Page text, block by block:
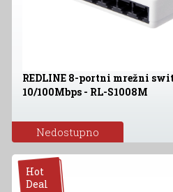
REDLINE 8-portni mrežni
10/100Mbps - RL-S1008M
Nedostupno
Hot
Deal